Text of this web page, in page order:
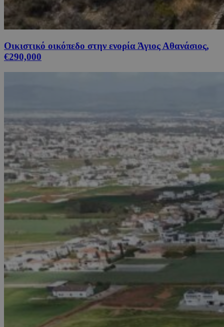
Οικιστικό οικόπεδο στην ενορία Άγιος Αθανάσιος,
€290,000